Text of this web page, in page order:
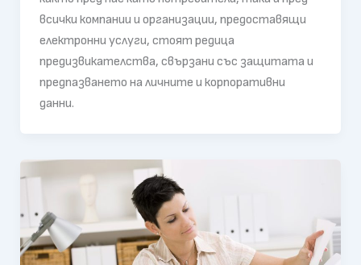
всички компании и организации, предоставящи
електронни услуги, стоят редица
предизвикателства, свързани със защитата и
предпазването на личните и корпоративни
данни.